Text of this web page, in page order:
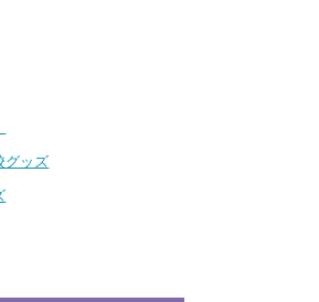
グッズ